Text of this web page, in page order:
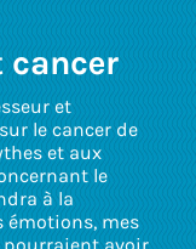
can
use
and
cancer
et
le cancer de
et aux
le
à la
émotions, mes